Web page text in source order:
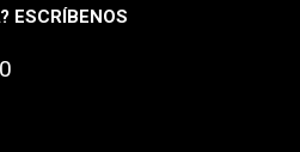
ESCRÍBENOS